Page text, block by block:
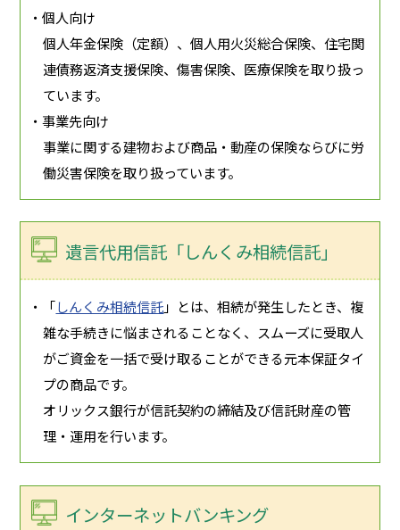
・個人向け
個人年金保険（定額）、個人用火災総合保険、住宅関
連債務返済支援保険、傷害保険、医療保険を取り扱っ
ています。
・事業先向け
事業に関する建物および商品・動産の保険ならびに労
働災害保険を取り扱っています。
遺言代用信託「しんくみ相続信託」
・「しんくみ相続信託」とは、相続が発生したとき、複
雑な手続きに悩まされることなく、スムーズに受取人
がご資金を一括で受け取ることができる元本保証タイ
プの商品です。
オリックス銀行が信託契約の締結及び信託財産の管
理・運用を行います。
インターネットバンキング